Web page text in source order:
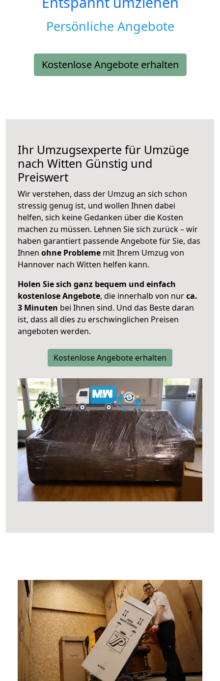
Persönliche Angebote
Kostenlose Angebote erhalten
Ihr Umzugsexperte für Umzüge
nach Witten Günstig und
Preiswert
Wir verstehen, dass der Umzug an sich schon
stressig genug ist, und wollen Ihnen dabei
helfen, sich keine Gedanken über die Kosten
machen zu müssen. Lehnen Sie sich zurück – wir
haben garantiert passende Angebote für Sie, das
Ihnen ohne Probleme mit Ihrem Umzug von
Hannover nach Witten helfen kann.
Holen Sie sich ganz bequem und einfach
kostenlose Angebote, die innerhalb von nurca.
3 Minuten bei Ihnen sind. Und das Beste daran
ist, dass all dies zu erschwinglichen Preisen
angeboten werden.
Kostenlose Angebote erhalten